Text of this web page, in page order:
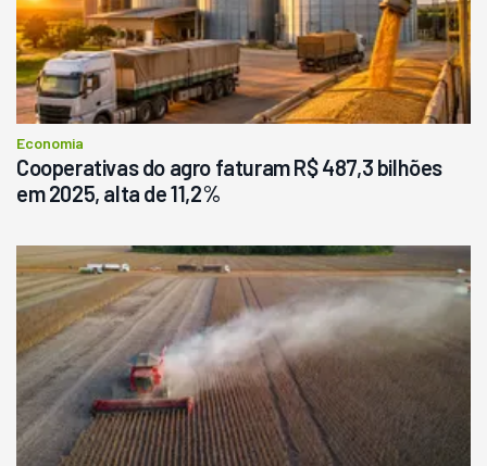
Economia
Cooperativas do agro faturam R$ 487,3 bilhões
em 2025, alta de 11,2%